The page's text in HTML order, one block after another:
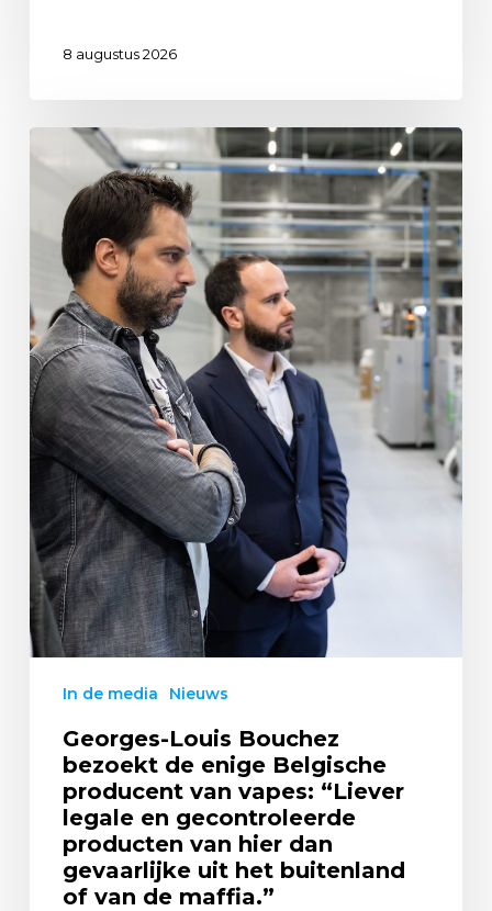
8 augustus 2026
In de media Nieuws
Georges-Louis Bouchez
bezoekt de enige Belgische
producent van vapes: “Liever
legale en gecontroleerde
producten van hier dan
gevaarlijke uit het buitenland
of van de maffia.”